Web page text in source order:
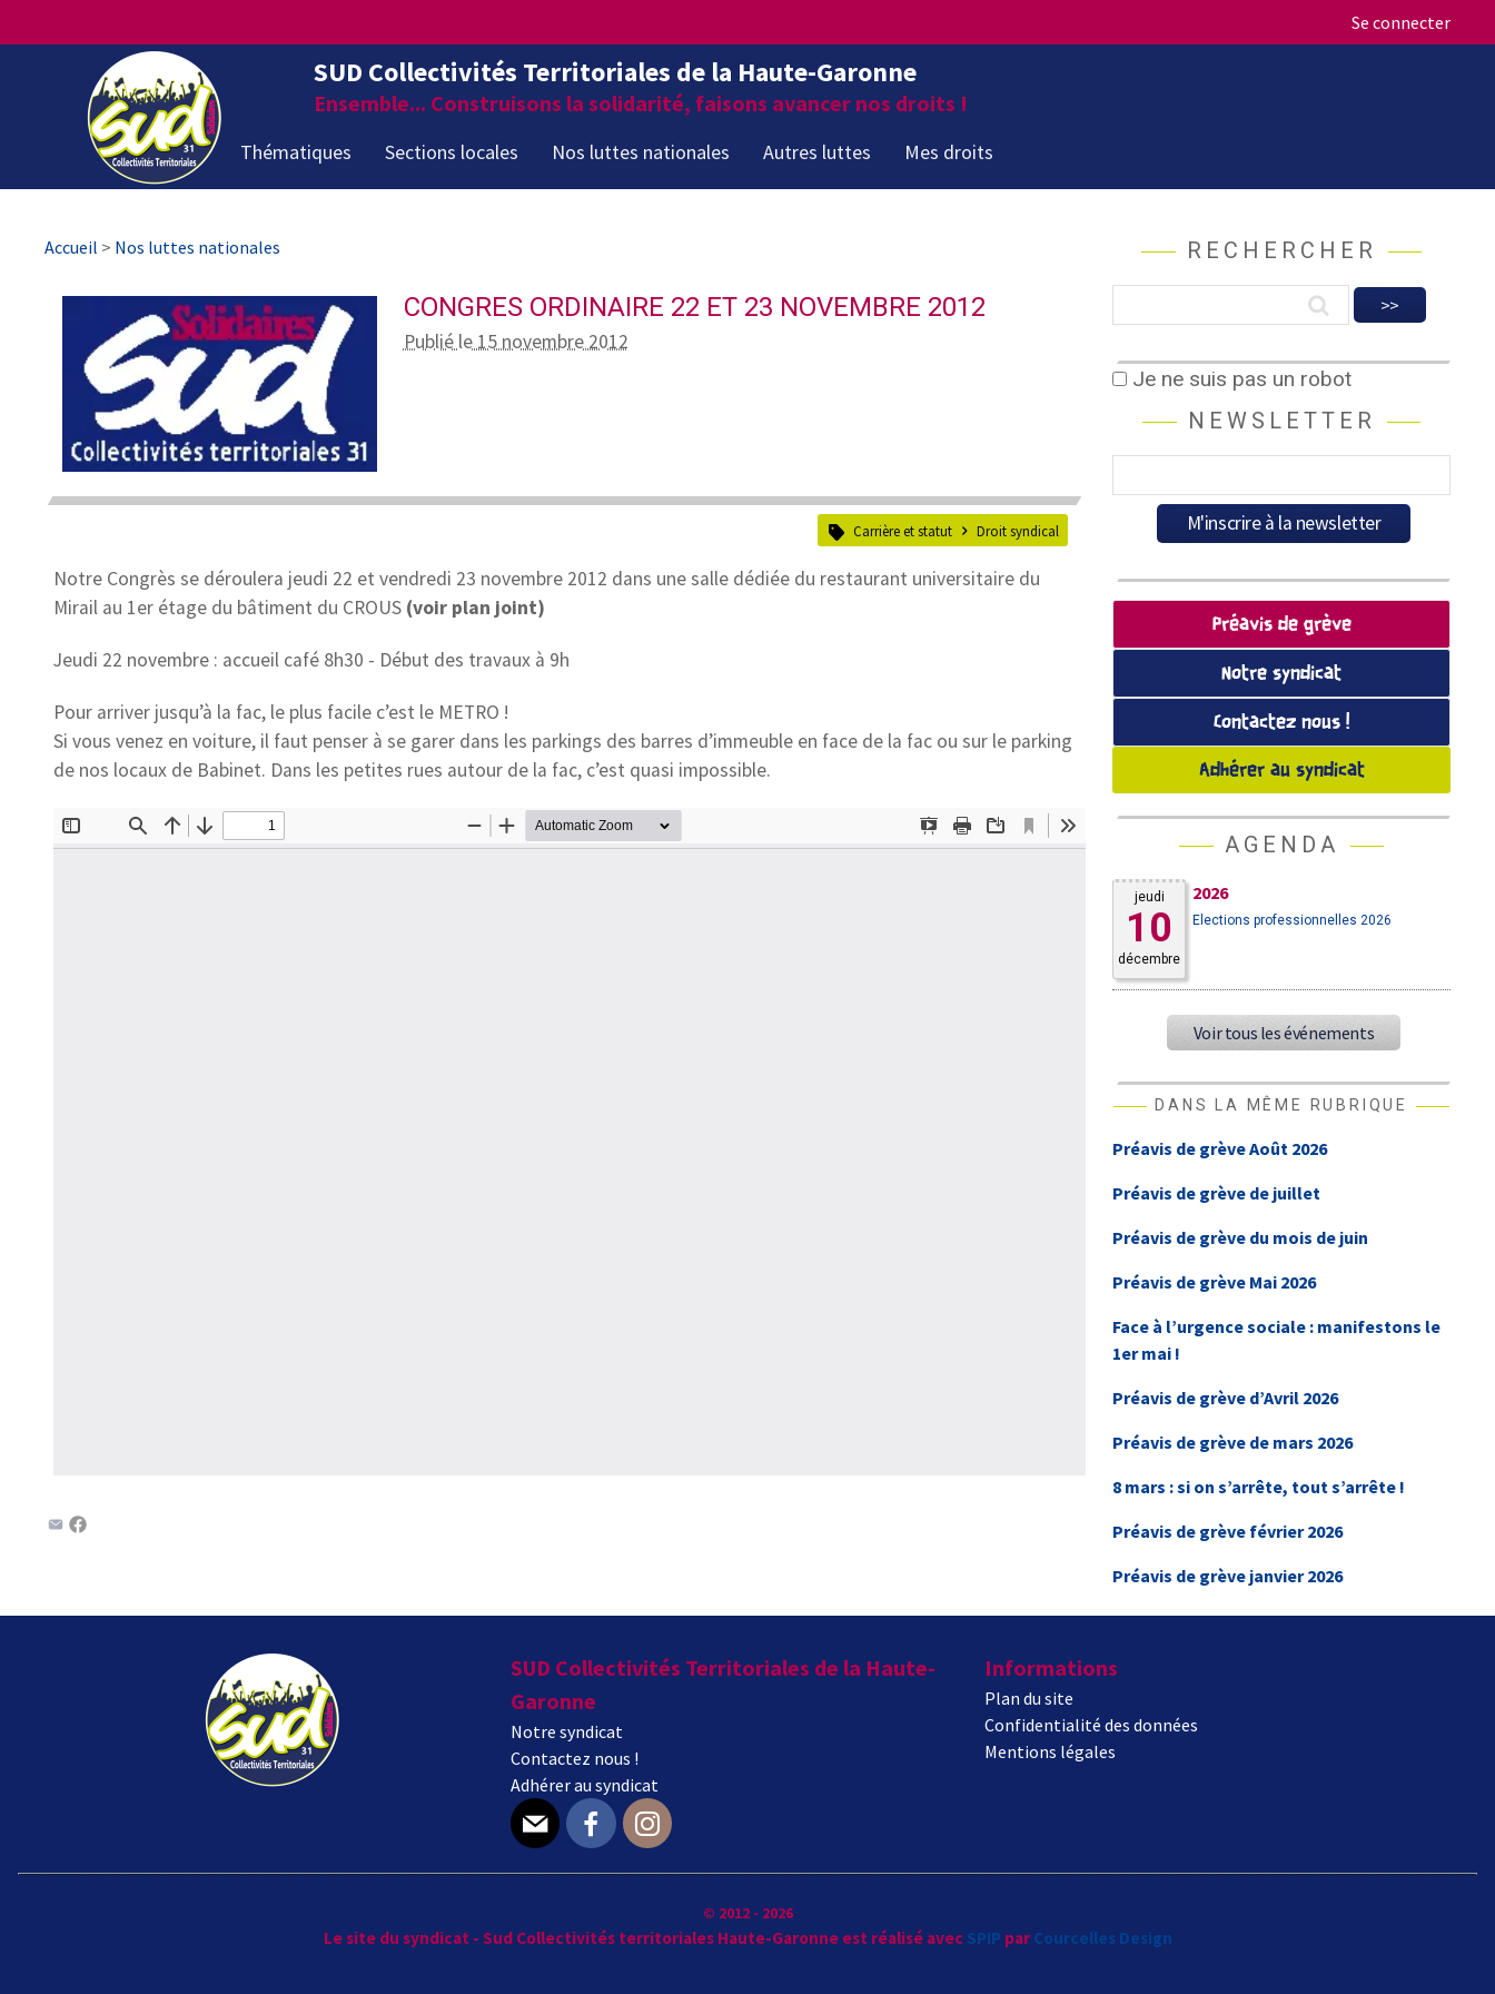
Se connecter
SUD Collectivités Territoriales de la Haute-Garonne
Ensemble... Construisons la solidarité, faisons avancer nos droits !
Thématiques Sections locales Nos luttes nationales Autres luttes Mes droits
Accueil > Nos luttes nationales
CONGRES ORDINAIRE 22 ET 23 NOVEMBRE 2012
Publié le 15 novembre 2012
Carrière et statut Droit syndical
Notre Congrès se déroulera jeudi 22 et vendredi 23 novembre 2012 dans une salle dédiée du restaurant universitaire du
Mirail au 1er étage du bâtiment du CROUS (voir plan joint)
Jeudi 22 novembre : accueil café 8h30 - Début des travaux à 9h
Pour arriver jusqu’à la fac, le plus facile c’est le METRO !
Si vous venez en voiture, il faut penser à se garer dans les parkings des barres d’immeuble en face de la fac ou sur le parking
de nos locaux de Babinet. Dans les petites rues autour de la fac, c’est quasi impossible.
RECHERCHER
Je ne suis pas un robot
NEWSLETTER
Préavis de grève
Notre syndicat
Contactez nous !
Adhérer au syndicat
AGENDA
jeudi
10
décembre
2026
Elections professionnelles 2026
Voir tous les événements
DANS LA MÊME RUBRIQUE
Préavis de grève Août 2026
Préavis de grève de juillet
Préavis de grève du mois de juin
Préavis de grève Mai 2026
Face à l’urgence sociale : manifestons le
1er mai !
Préavis de grève d’Avril 2026
Préavis de grève de mars 2026
8 mars : si on s’arrête, tout s’arrête !
Préavis de grève février 2026
Préavis de grève janvier 2026
SUD Collectivités Territoriales de la Haute-
Garonne
Notre syndicat
Contactez nous !
Adhérer au syndicat
Informations
Plan du site
Confidentialité des données
Mentions légales
© 2012 - 2026
Le site du syndicat - Sud Collectivités territoriales Haute-Garonne est réalisé avec SPIP par Courcelles Design